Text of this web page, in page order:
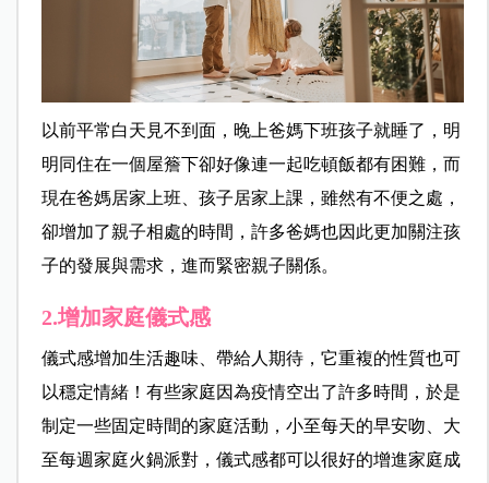
以前平常白天見不到面，晚上爸媽下班孩子就睡了，明
明同住在一個屋簷下卻好像連一起吃頓飯都有困難，而
現在爸媽居家上班、孩子居家上課，雖然有不便之處，
卻增加了親子相處的時間，許多爸媽也因此更加關注孩
子的發展與需求，進而緊密親子關係。
2.增加家庭儀式感
儀式感增加生活趣味、帶給人期待，它重複的性質也可
以穩定情緒！有些家庭因為疫情空出了許多時間，於是
制定一些固定時間的家庭活動，小至每天的早安吻、大
至每週家庭火鍋派對，儀式感都可以很好的增進家庭成